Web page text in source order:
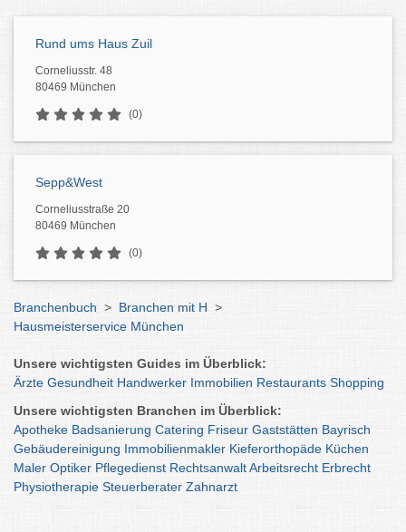
Rund ums Haus Zuil
Corneliusstr. 48
80469 München
(0)
Sepp&West
Corneliusstraße 20
80469 München
(0)
Branchenbuch > Branchen mit H >
Hausmeisterservice München
Unsere wichtigsten Guides im Überblick:
Ärzte Gesundheit Handwerker Immobilien Restaurants Shopping
Unsere wichtigsten Branchen im Überblick:
Apotheke Badsanierung Catering Friseur Gaststätten Bayrisch
Gebäudereinigung Immobilienmakler Kieferorthopäde Küchen
Maler Optiker Pflegedienst RechtsanwaltArbeitsrecht Erbrecht
Physiotherapie Steuerberater Zahnarzt